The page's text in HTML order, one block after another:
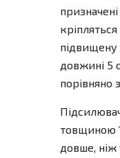
підвищену
довжині 5
порівняно
товщиною
довше, ніж